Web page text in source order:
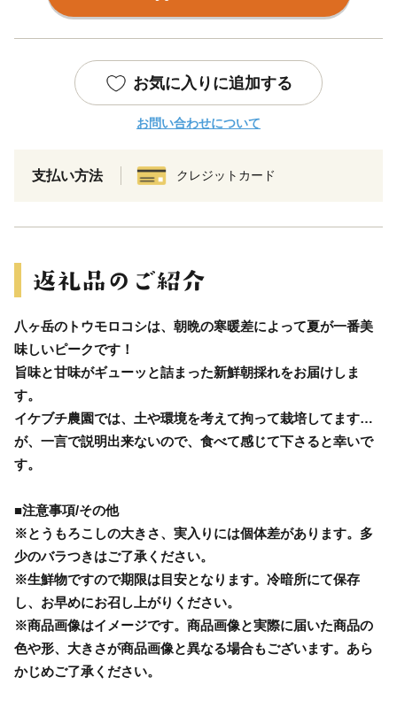
お気に入りに追加する
お問い合わせについて
支払い方法 クレジットカード
八ヶ岳のトウモロコシは、朝晩の寒暖差によって夏が一番美
味しいピークです！
旨味と甘味がギューッと詰まった新鮮朝採れをお届けしま
す。
イケブチ農園では、土や環境を考えて拘って栽培してます…
が、一言で説明出来ないので、食べて感じて下さると幸いで
す。
■注意事項/その他
※とうもろこしの大きさ、実入りには個体差があります。多
少のバラつきはご了承ください。
※生鮮物ですので期限は目安となります。冷暗所にて保存
し、お早めにお召し上がりください。
※商品画像はイメージです。商品画像と実際に届いた商品の
色や形、大きさが商品画像と異なる場合もございます。あら
かじめご了承ください。